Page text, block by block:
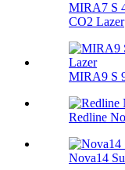
MIRA7 S
CO2 Lazer
MIRA9 S
Redline
Nova14